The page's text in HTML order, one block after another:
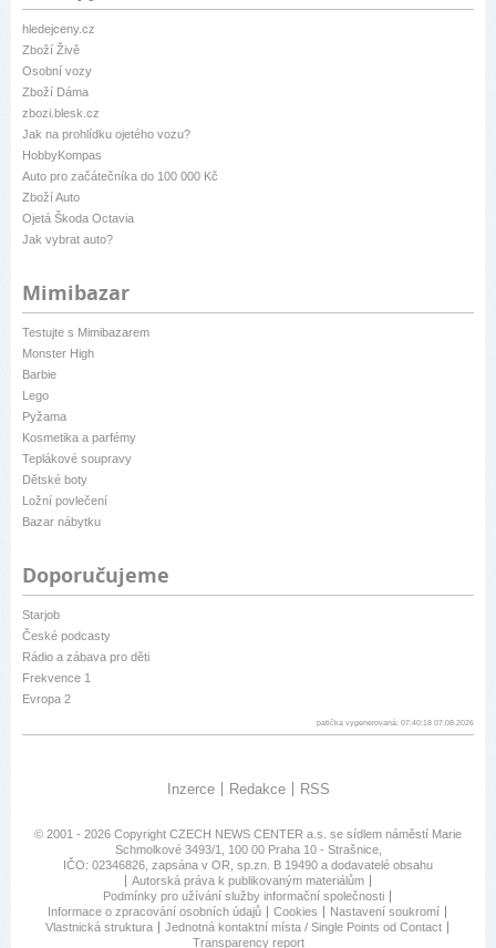
hledejceny.cz
Zboží Živě
Osobní vozy
Zboží Dáma
zbozi.blesk.cz
Jak na prohlídku ojetého vozu?
HobbyKompas
Auto pro začátečníka do 100 000 Kč
Zboží Auto
Ojetá Škoda Octavia
Jak vybrat auto?
Mimibazar
Testujte s Mimibazarem
Monster High
Barbie
Lego
Pyžama
Kosmetika a parfémy
Teplákové soupravy
Dětské boty
Ložní povlečení
Bazar nábytku
Doporučujeme
Starjob
České podcasty
Rádio a zábava pro děti
Frekvence 1
Evropa 2
patička vygenerovaná: 07:40:18 07.08.2026
Inzerce Redakce RSS
© 2001 - 2026 Copyright CZECH NEWS CENTER a.s. se sídlem náměstí Marie
Schmolkové 3493/1, 100 00 Praha 10 - Strašnice,
IČO: 02346826, zapsána v OR, sp.zn. B 19490 a dodavatelé obsahu
Autorská práva k publikovaným materiálům
Podmínky pro užívání služby informační společnosti
Informace o zpracování osobních údajů
Cookies
Nastavení soukromí
Vlastnická struktura
Jednotná kontaktní místa / Single Points od Contact
Transparency report